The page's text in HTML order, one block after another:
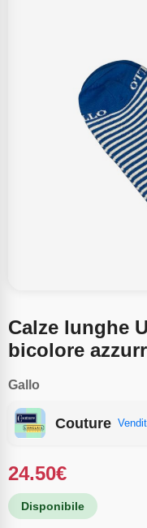
Calze lunghe
bicolore
Gallo
Couture
24.50€
Disponibile